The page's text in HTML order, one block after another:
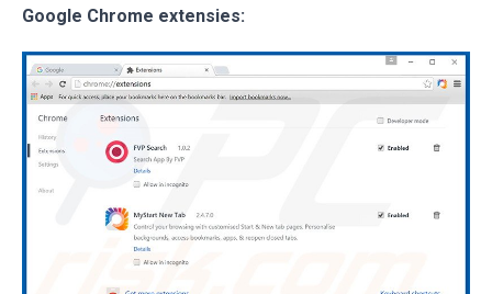
Google Chrome extensies: